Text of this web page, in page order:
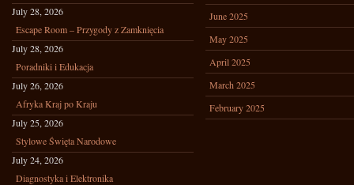
July 28, 2026
Escape Room – Przygody z Zamknięcia
July 28, 2026
Poradniki i Edukacja
July 26, 2026
Afryka Kraj po Kraju
July 25, 2026
Stylowe Święta Narodowe
July 24, 2026
Diagnostyka i Elektronika
June 2025
May 2025
April 2025
March 2025
February 2025